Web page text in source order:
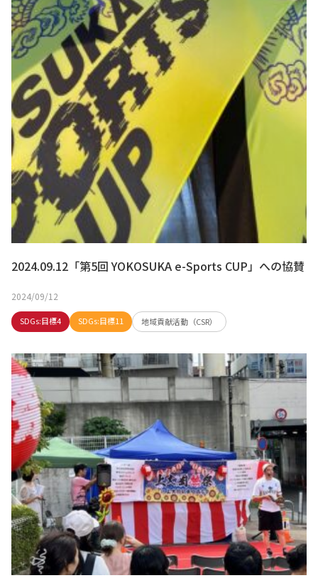
2024.09.12「第5回 YOKOSUKA e-Sports CUP」への協賛
2024/09/12
SDGs:目標4 SDGs:目標11 地域貢献活動（CSR）